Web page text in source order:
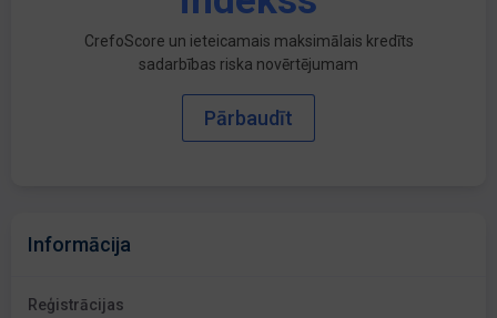
CrefoScore un ieteicamais maksimālais kredīts
sadarbības riska novērtējumam
Pārbaudīt
Informācija
Reģistrācijas